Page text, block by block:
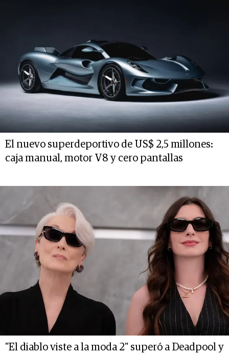
El nuevo superdeportivo de US$ 2,5 millones:
caja manual, motor V8 y cero pantallas
"El diablo viste a la moda 2" superó a Deadpool y